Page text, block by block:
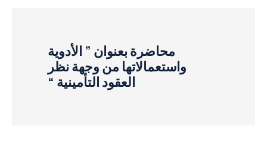
محاضرة بعنوان ” الأدوية
واستعمالاتها من وجهة نظر
العقود التأمينية “